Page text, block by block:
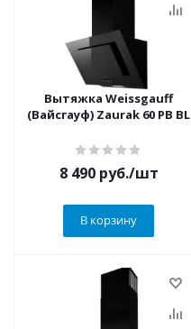
Вытяжка Weissgauff
(Вайсгауф) Zaurak 60 PB BL
8 490руб./шт
В корзину